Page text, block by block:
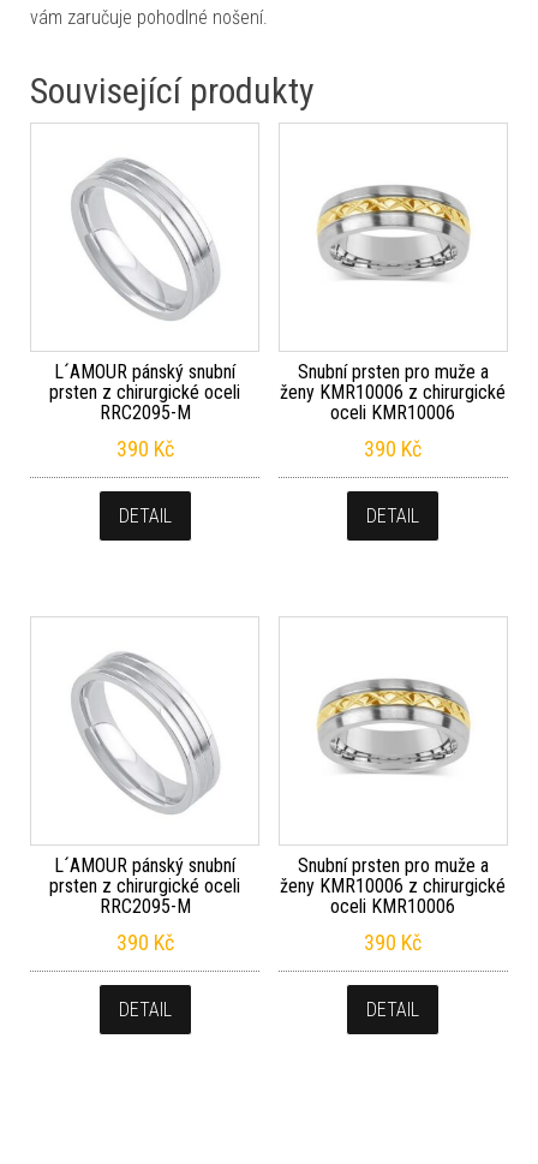
vám zaručuje pohodlné nošení.
Související produkty
L´AMOUR pánský snubní
prsten z chirurgické oceli
RRC2095-M
390 Kč
DETAIL
Snubní prsten pro muže a
ženy KMR10006 z chirurgické
oceli KMR10006
390 Kč
DETAIL
L´AMOUR pánský snubní
prsten z chirurgické oceli
RRC2095-M
390 Kč
DETAIL
Snubní prsten pro muže a
ženy KMR10006 z chirurgické
oceli KMR10006
390 Kč
DETAIL